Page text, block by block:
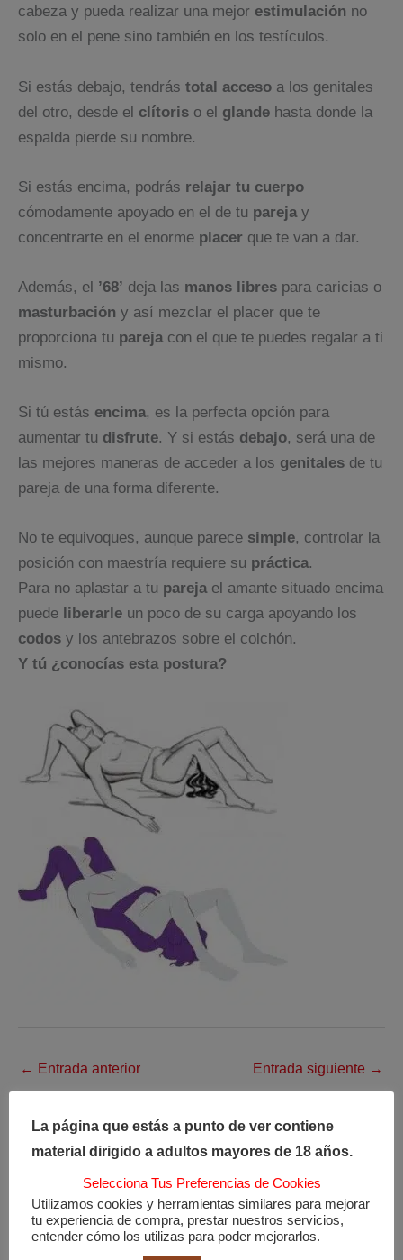
cabeza y pueda realizar una mejor estimulación no
solo en el pene sino también en los testículos.
Si estás debajo, tendrás total acceso a los genitales
del otro, desde el clítoris o el glande hasta donde la
espalda pierde su nombre.
Si estás encima, podrás relajar tu cuerpo
cómodamente apoyado en el de tu parejay
concentrarte en el enorme placer que te van a dar.
Además, el ’68’ deja las manos libres para caricias o
masturbación y así mezclar el placer que te
proporciona tu parejacon el que te puedes regalar a ti
mismo.
Si tú estás encima, es la perfecta opción para
aumentar tu disfrute. Y si estás debajo, será una de
las mejores maneras de acceder a los genitales de tu
pareja de una forma diferente.
No te equivoques, aunque parece simple, controlar la
posición con maestría requiere su práctica.
Para no aplastar a tu parejael amante situado encima
puede liberarle un poco de su carga apoyando los
codos y los antebrazos sobre el colchón.
Y tú ¿conocías esta postura?
← Entrada anterior Entrada siguiente →
Entradas recientes
La página que estás a punto de ver contiene
material dirigido a adultos mayores de 18 años.
Selecciona Tus Preferencias de Cookies
Utilizamos cookies y herramientas similares para mejorar
tu experiencia de compra, prestar nuestros servicios,
entender cómo los utilizas para poder mejorarlos.